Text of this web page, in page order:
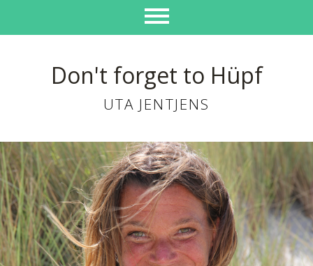
Don't forget to Hüpf
UTA JENTJENS